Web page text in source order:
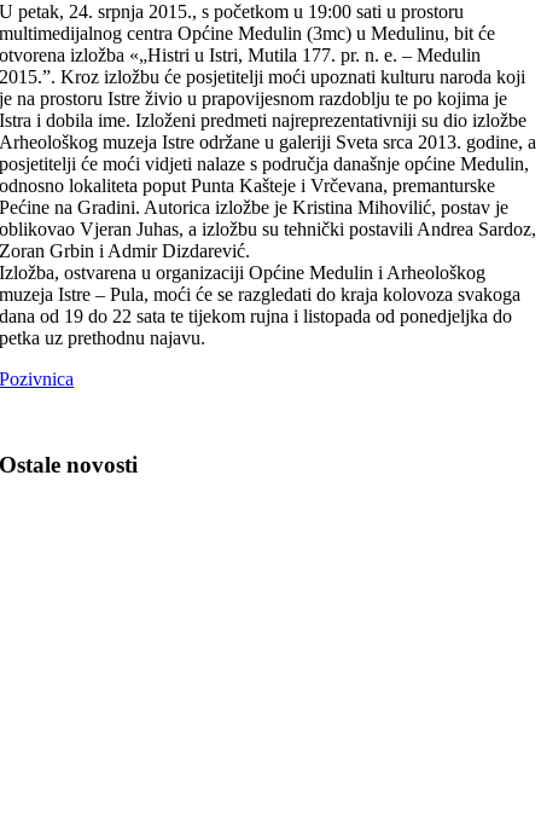
U petak, 24. srpnja 2015., s početkom u 19:00 sati u prostoru
multimedijalnog centra Općine Medulin (3mc) u Medulinu, bit će
otvorena izložba «„Histri u Istri, Mutila 177. pr. n. e. – Medulin
2015.”. Kroz izložbu će posjetitelji moći upoznati kulturu naroda koji
je na prostoru Istre živio u prapovijesnom razdoblju te po kojima je
Istra i dobila ime. Izloženi predmeti najreprezentativniji su dio izložbe
Arheološkog muzeja Istre održane u galeriji Sveta srca 2013. godine, a
posjetitelji će moći vidjeti nalaze s područja današnje općine Medulin,
odnosno lokaliteta poput Punta Kašteje i Vrčevana, premanturske
Pećine na Gradini. Autorica izložbe je Kristina Mihovilić, postav je
oblikovao Vjeran Juhas, a izložbu su tehnički postavili Andrea Sardoz,
Zoran Grbin i Admir Dizdarević.
Izložba, ostvarena u organizaciji Općine Medulin i Arheološkog
muzeja Istre – Pula, moći će se razgledati do kraja kolovoza svakoga
dana od 19 do 22 sata te tijekom rujna i listopada od ponedjeljka do
petka uz prethodnu najavu.
Pozivnica
Ostale novosti